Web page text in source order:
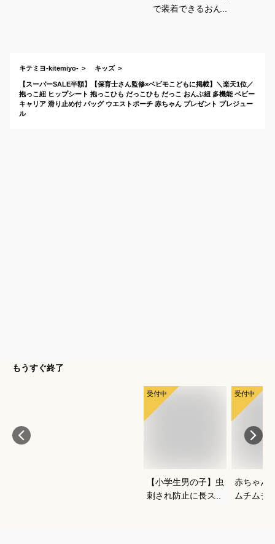
で装着できるおんぶ
キテミヨ-kitemiyo- キッズ
【スーパーSALE半額】【保育士さん監修×ベビモこどもに掲載】＼楽天1位／
抱っこ紐 ヒップシート 抱っこひも だっこひも だっこ おんぶ紐 多機能 ベビー
キャリア 滑り止め付 バッグ ウエストポーチ 赤ちゃん プレゼント プレジュー
ル
もうすぐ終了
受付中
【小学生男の子】虫
刺され防止に長ズボ
受付中
赤ちゃん
ムチムチ